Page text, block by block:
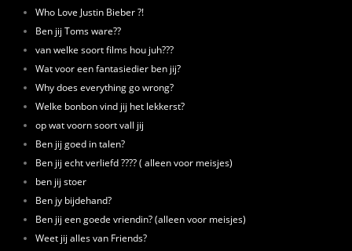
Who Love Justin Bieber ?!
Ben jij Toms ware??
van welke soort films hou juh???
Wat voor een fantasiedier ben jij?
Why does everything go wrong?
Welke bonbon vind jij het lekkerst?
op wat voorn soort vall jij
Ben jij goed in talen?
Ben jij echt verliefd ???? ( alleen voor meisjes)
ben jij stoer
Ben jy bijdehand?
Ben jij een goede vriendin? (alleen voor meisjes)
Weet jij alles van Friends?